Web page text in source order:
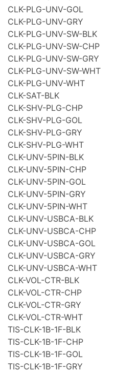
CLK-PLG-UNV-GOL
CLK-PLG-UNV-GRY
CLK-PLG-UNV-SW-BLK
CLK-PLG-UNV-SW-CHP
CLK-PLG-UNV-SW-GRY
CLK-PLG-UNV-SW-WHT
CLK-PLG-UNV-WHT
CLK-SAT-BLK
CLK-SHV-PLG-CHP
CLK-SHV-PLG-GOL
CLK-SHV-PLG-GRY
CLK-SHV-PLG-WHT
CLK-UNV-5PIN-BLK
CLK-UNV-5PIN-CHP
CLK-UNV-5PIN-GOL
CLK-UNV-5PIN-GRY
CLK-UNV-5PIN-WHT
CLK-UNV-USBCA-BLK
CLK-UNV-USBCA-CHP
CLK-UNV-USBCA-GOL
CLK-UNV-USBCA-GRY
CLK-UNV-USBCA-WHT
CLK-VOL-CTR-BLK
CLK-VOL-CTR-CHP
CLK-VOL-CTR-GRY
CLK-VOL-CTR-WHT
TIS-CLK-1B-1F-BLK
TIS-CLK-1B-1F-CHP
TIS-CLK-1B-1F-GOL
TIS-CLK-1B-1F-GRY